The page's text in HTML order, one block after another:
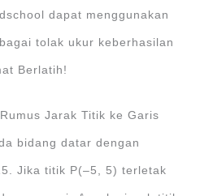
dapat menggunakan
tolak ukur keberhasilan
Berlatih!
Jarak Titik ke Garis
bidang datar dengan
Jika titik P(‒5, 5) terletak